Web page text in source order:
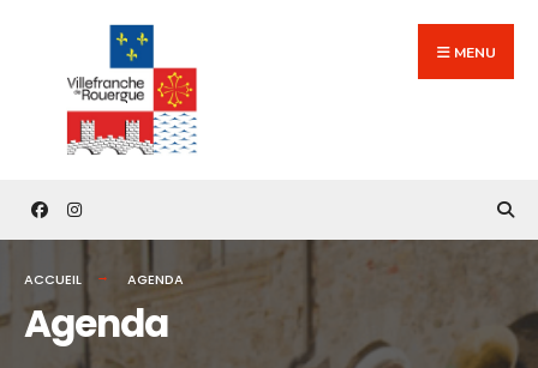
content
MENU
ACCUEIL AGENDA
Agenda